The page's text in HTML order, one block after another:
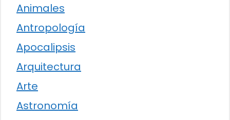
Animales
Antropología
Apocalipsis
Arquitectura
Arte
Astronomía